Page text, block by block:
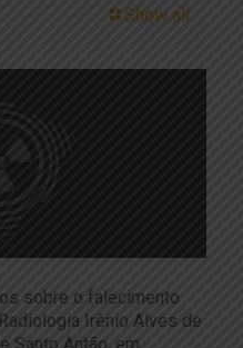
Show all
sobre o falecimento
Irênio Alves de